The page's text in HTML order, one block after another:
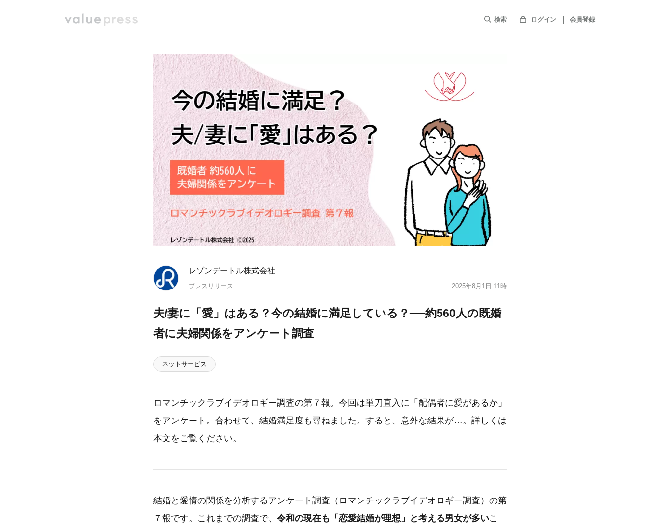
検索 ログイン 会員登録
レゾンデートル株式会社
プレスリリース 2025年8月1日 11時
夫/妻に「愛」はある？今の結婚に満足している？──約560人の既婚
者に夫婦関係をアンケート調査
ネットサービス
ロマンチックラブイデオロギー調査の第７報。今回は単刀直入に「配偶者に愛があるか」
をアンケート。合わせて、結婚満足度も尋ねました。すると、意外な結果が…。詳しくは
本文をご覧ください。
結婚と愛情の関係を分析するアンケート調査（ロマンチックラブイデオロギー調査）の第
７報です。これまでの調査で、 令和の現在も「恋愛結婚が理想」と考える男女が多いこ